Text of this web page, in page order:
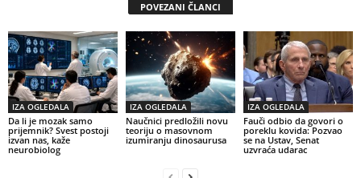
POVEZANI ČLANCI
IZA OGLEDALA
Da li je mozak samo
prijemnik? Svest postoji
izvan nas, kaže
neurobiolog
IZA OGLEDALA
Naučnici predložili novu
teoriju o masovnom
izumiranju dinosaurusa
IZA OGLEDALA
Fauči odbio da govori o
poreklu kovida: Pozvao
se na Ustav, Senat
uzvraća udarac